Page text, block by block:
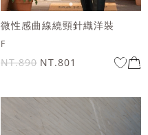
微性感曲線繞頸針織洋裝
F
NT.890 NT.801